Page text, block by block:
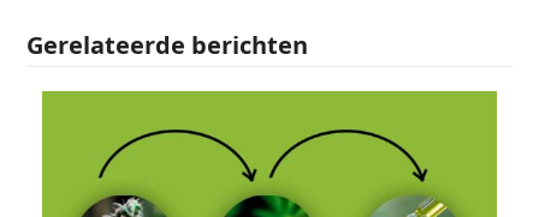
Gerelateerde berichten